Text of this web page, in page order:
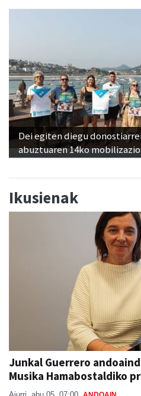
Dei egiten diegu
abuztuaren 14ko
Ikusienak
Junkal Guerrero
Musika Hamabostaldiko